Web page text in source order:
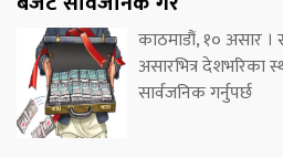
काठमाडौं, १० असार ।
असारभित्र
सार्वजनिक गर्नुपर्छ